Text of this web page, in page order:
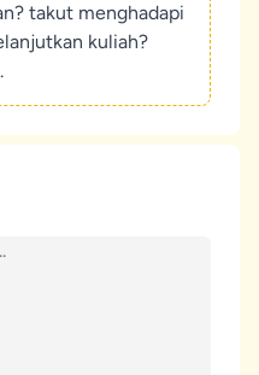
takut menghadapi
kuliah?